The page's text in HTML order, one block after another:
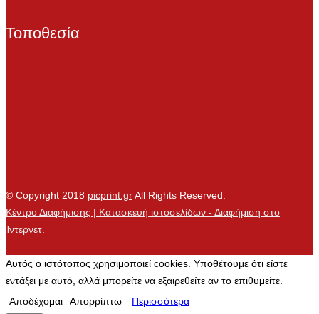
Τοποθεσία
© Copyright 2018 picprint.grAll Rights Reserved.
Κέντρο Διαφήμισης | Κατασκευή ιστοσελίδων - Διαφήμιση στο
Ίντερνετ.
Αυτός ο ιστότοπος χρησιμοποιεί cookies. Υποθέτουμε ότι είστε
εντάξει με αυτό, αλλά μπορείτε να εξαιρεθείτε αν το επιθυμείτε.
Αποδέχομαι
Απορρίπτω Περισσότερα